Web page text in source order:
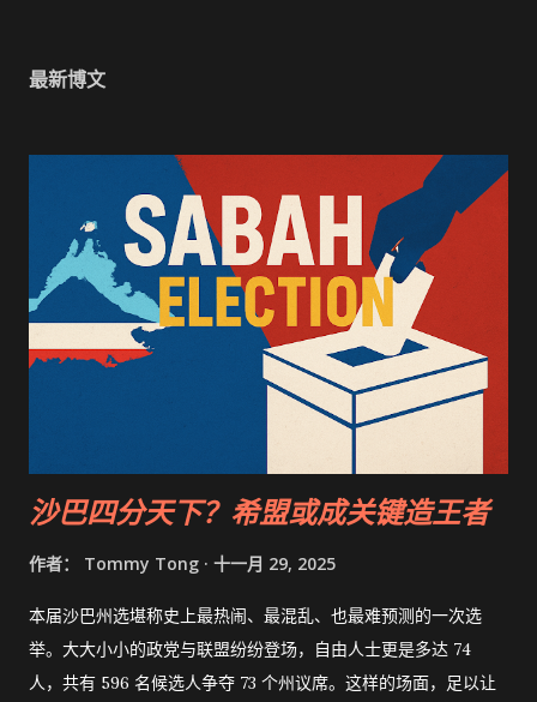
最新博文
沙巴四分天下？希盟或成关键造王者
作者： Tommy Tong 十一月 29, 2025
本届沙巴州选堪称史上最热闹、最混乱、也最难预测的一次选
举。大大小小的政党与联盟纷纷登场，自由人士更是多达 74
人，共有 596 名候选人争夺 73 个州议席。这样的场面，足以让